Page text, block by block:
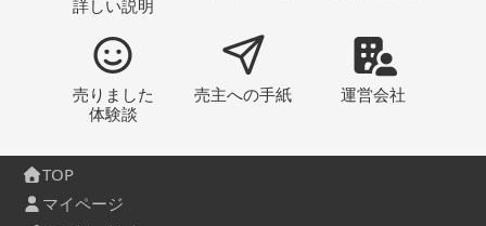
詳しい説明
売りました
体験談
売主への手紙 運営会社
TOP
マイページ